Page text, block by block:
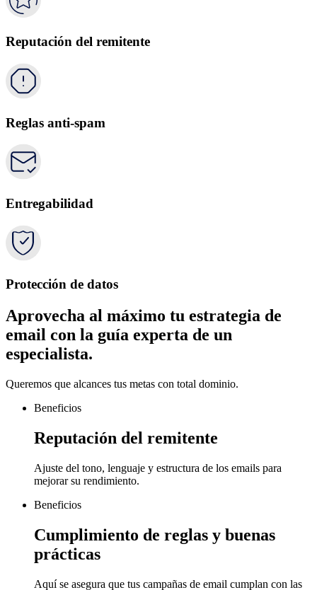
Reputación del remitente
Reglas anti-spam
Entregabilidad
Protección de datos
Aprovecha al máximo tu estrategia de
email con la guía experta de un
especialista.
Queremos que alcances tus metas con total dominio.
Beneficios
Reputación del remitente
Ajuste del tono, lenguaje y estructura de los emails para
mejorar su rendimiento.
Beneficios
Cumplimiento de reglas y buenas
prácticas
Aquí se asegura que tus campañas de email cumplan con las